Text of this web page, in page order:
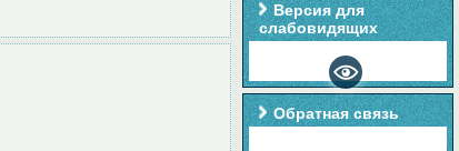
Версия для
слабовидящих
Обратная связь